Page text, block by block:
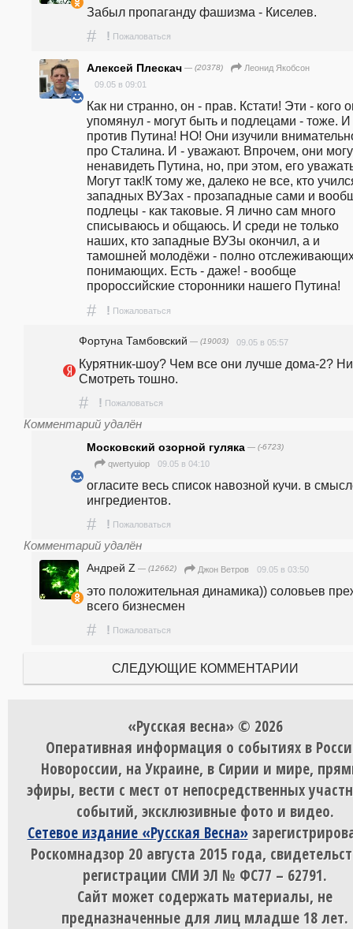
Забыл пропаганду фашизма - Киселев.
# ! Пожаловаться
Алексей Плескач — (20378)
Леонид Якобсон
09.05 в 09:01
Как ни странно, он - прав. Кстати! Эти - кого
упомянул - могут быть и подлецами - тоже. И
против Путина! НО! Они изучили
про Сталина. И - уважают. Впрочем, они
ненавидеть Путина, но, при этом, его
Могут так!К тому же, далеко не все, кто
западных ВУЗах - прозападные сами и
подлецы - как таковые. Я лично сам много
списываюсь и общаюсь. И среди не только
наших, кто западные ВУЗы окончил, а и
тамошней молодёжи - полно
понимающих. Есть - даже! - вообще
пророссийские сторонники нашего Путина!
# ! Пожаловаться
Фортуна Тамбовский — (19003) 09.05 в 05:57
Курятник-шоу? Чем все они лучше дома-2?
Смотреть тошно.
# ! Пожаловаться
Комментарий удалён
Московский озорной гуляка — (-6723)
qwertyuiop 09.05 в 04:10
огласите весь список навозной кучи. в
ингредиентов.
# ! Пожаловаться
Комментарий удалён
Андрей Z — (12662) Джон Ветров 09.05 в 03:50
это положительная динамика)) соловьев
всего бизнесмен
# ! Пожаловаться
СЛЕДУЮЩИЕ КОММЕНТАРИИ
«Русская весна» © 2026
Оперативная информация о событиях в
Новороссии, на Украине, в Сирии и мире,
эфиры, вести с мест от непосредственных
событий, эксклюзивные фото и видео.
Сетевое издание «Русская Весна»
Роскомнадзор 20 августа 2015 года,
регистрации СМИ ЭЛ № ФС77 – 62791.
Сайт может содержать материалы, не
предназначенные для лиц младше 18 лет.